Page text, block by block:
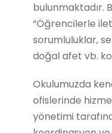
bulunmaktadır.
“Öğrencilerle
sorumluluklar,
doğal afet vb.
Okulumuzda
ofislerinde
yönetimi